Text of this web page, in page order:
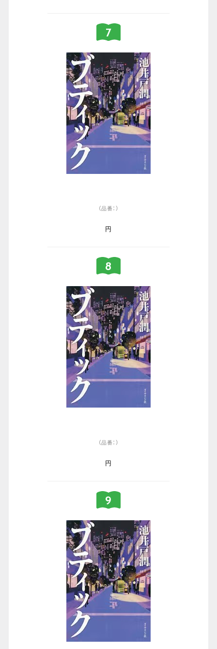
（品番：）
円
（品番：）
円